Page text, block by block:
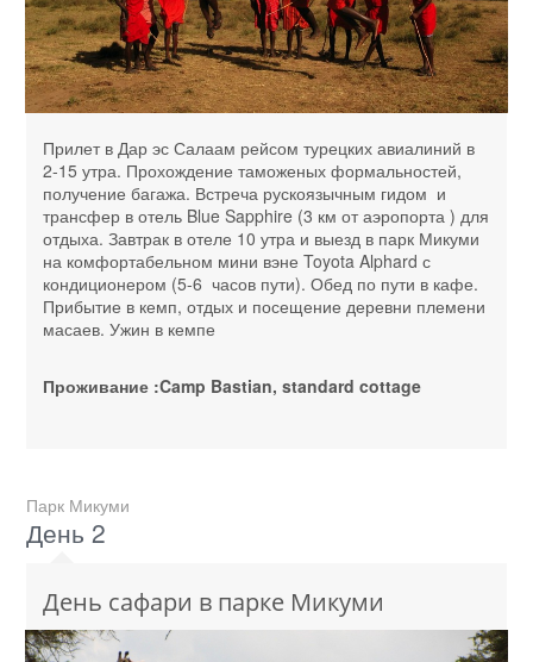
Прилет в Дар эс Салаам рейсом турецких авиалиний в
2-15 утра. Прохождение таможеных формальностей,
получение багажа. Встреча рускоязычным гидом и
трансфер в отель Blue Sapphire (3 км от аэропорта ) для
отдыха. Завтрак в отеле 10 утра и выезд в парк Микуми
на комфортабельном мини вэне Toyota Alphard с
кондиционером (5-6 часов пути). Обед по пути в кафе.
Прибытие в кемп, отдых и посещение деревни племени
масаев. Ужин в кемпе
Проживание :Camp Bastian, standard cottage
Парк Микуми
День 2
День сафари в парке Микуми